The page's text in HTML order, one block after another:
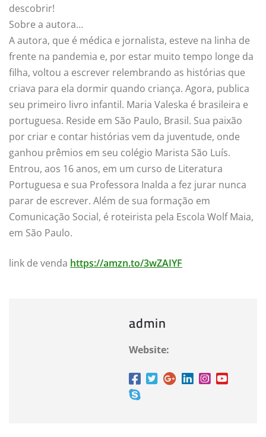
descobrir!
Sobre a autora…
A autora, que é médica e jornalista, esteve na linha de
frente na pandemia e, por estar muito tempo longe da
filha, voltou a escrever relembrando as histórias que
criava para ela dormir quando criança. Agora, publica
seu primeiro livro infantil. Maria Valeska é brasileira e
portuguesa. Reside em São Paulo, Brasil. Sua paixão
por criar e contar histórias vem da juventude, onde
ganhou prêmios em seu colégio Marista São Luís.
Entrou, aos 16 anos, em um curso de Literatura
Portuguesa e sua Professora Inalda a fez jurar nunca
parar de escrever. Além de sua formação em
Comunicação Social, é roteirista pela Escola Wolf Maia,
em São Paulo.
link de venda https://amzn.to/3wZAIYF
admin
Website: